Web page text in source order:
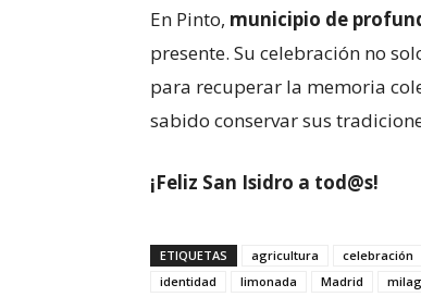
En Pinto, municipio de
presente. Su celebración no
para recuperar la memoria
sabido conservar sus
¡Feliz San Isidro a tod@s!
ETIQUETAS agricultura celebración
identidad
limonada Madrid